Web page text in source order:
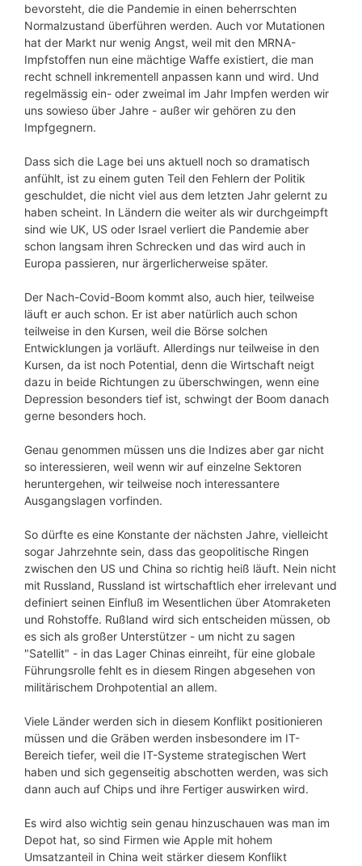
bevorsteht, die die Pandemie in einen beherrschten
Normalzustand überführen werden. Auch vor Mutationen
hat der Markt nur wenig Angst, weil mit den MRNA-
Impfstoffen nun eine mächtige Waffe existiert, die man
recht schnell inkrementell anpassen kann und wird. Und
regelmässig ein- oder zweimal im Jahr Impfen werden wir
uns sowieso über Jahre - außer wir gehören zu den
Impfgegnern.
Dass sich die Lage bei uns aktuell noch so dramatisch
anfühlt, ist zu einem guten Teil den Fehlern der Politik
geschuldet, die nicht viel aus dem letzten Jahr gelernt zu
haben scheint. In Ländern die weiter als wir durchgeimpft
sind wie UK, US oder Israel verliert die Pandemie aber
schon langsam ihren Schrecken und das wird auch in
Europa passieren, nur ärgerlicherweise später.
Der Nach-Covid-Boom kommt also, auch hier, teilweise
läuft er auch schon. Er ist aber natürlich auch schon
teilweise in den Kursen, weil die Börse solchen
Entwicklungen ja vorläuft. Allerdings nur teilweise in den
Kursen, da ist noch Potential, denn die Wirtschaft neigt
dazu in beide Richtungen zu überschwingen, wenn eine
Depression besonders tief ist, schwingt der Boom danach
gerne besonders hoch.
Genau genommen müssen uns die Indizes aber gar nicht
so interessieren, weil wenn wir auf einzelne Sektoren
heruntergehen, wir teilweise noch interessantere
Ausgangslagen vorfinden.
So dürfte es eine Konstante der nächsten Jahre, vielleicht
sogar Jahrzehnte sein, dass das geopolitische Ringen
zwischen den US und China so richtig heiß läuft. Nein nicht
mit Russland, Russland ist wirtschaftlich eher irrelevant und
definiert seinen Einfluß im Wesentlichen über Atomraketen
und Rohstoffe. Rußland wird sich entscheiden müssen, ob
es sich als großer Unterstützer - um nicht zu sagen
"Satellit" - in das Lager Chinas einreiht, für eine globale
Führungsrolle fehlt es in diesem Ringen abgesehen von
militärischem Drohpotential an allem.
Viele Länder werden sich in diesem Konflikt positionieren
müssen und die Gräben werden insbesondere im IT-
Bereich tiefer, weil die IT-Systeme strategischen Wert
haben und sich gegenseitig abschotten werden, was sich
dann auch auf Chips und ihre Fertiger auswirken wird.
Es wird also wichtig sein genau hinzuschauen was man im
Depot hat, so sind Firmen wie Apple mit hohem
Umsatzanteil in China weit stärker diesem Konflikt